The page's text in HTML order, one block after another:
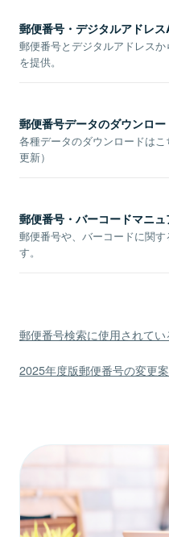
郵便番号・デジタルアドレス
郵便番号とデジタルアドレス
を提供。
郵便番号データのダウンロー
各種データのダウンロードは
更新）
郵便番号・バーコードマニュ
郵便番号や、バーコードに関
す。
郵便番号検索に使用されて
2025年度版郵便番号の変更